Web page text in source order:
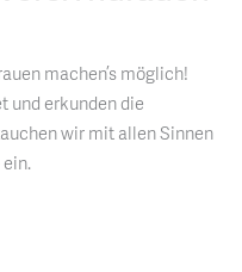
machen’s möglich!
und erkunden die
wir mit allen Sinnen